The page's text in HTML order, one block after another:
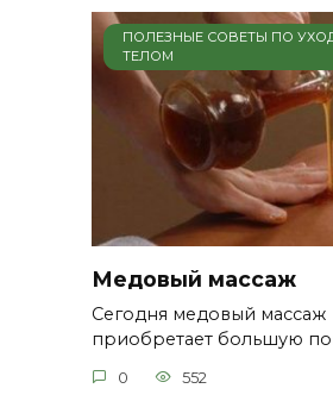
ПОЛЕЗНЫЕ СОВЕТЫ ПО
ТЕЛОМ
Медовый массаж
Сегодня медовый массаж
приобретает большую
0 552